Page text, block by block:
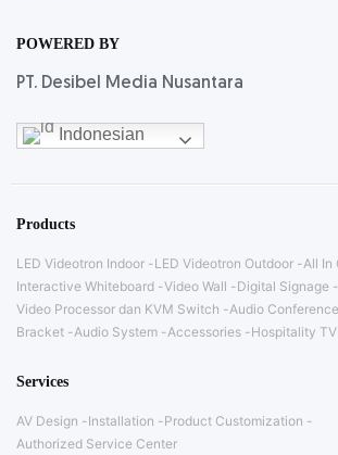
POWERED BY
PT. Desibel Media Nusantara
Indonesian
Products
LED Videotron Indoor LED Videotron Outdoor
All In
Interactive Whiteboard Video Wall Digital Signage
Video Processor dan KVM Switch
Audio Conference
Bracket
Audio System Accessories Hospitality TV
Services
AV Design Installation
Product Customization
Authorized Service Center